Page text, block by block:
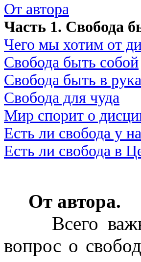
От автора
Часть 1. Свобода
Чего мы хотим от
Свобода быть собой
Свобода быть в
Свобода для чуда
Мир спорит о
Есть ли свобода у
Есть ли свобода в
От автора.
Всего
вопрос о